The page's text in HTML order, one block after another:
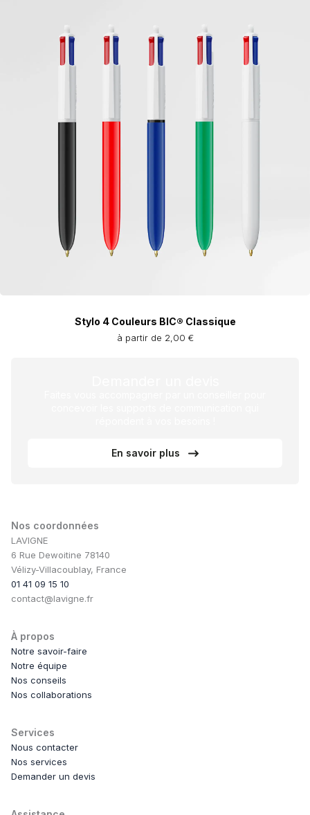
Stylo 4 Couleurs BIC® Classique
à partir de 2,00 €
En savoir plus
Nos coordonnées
LAVIGNE
6 Rue Dewoitine 78140
Vélizy-Villacoublay, France
01 41 09 15 10
contact@lavigne.fr
À propos
Notre savoir-faire
Notre équipe
Nos conseils
Nos collaborations
Services
Nous contacter
Nos services
Demander un devis